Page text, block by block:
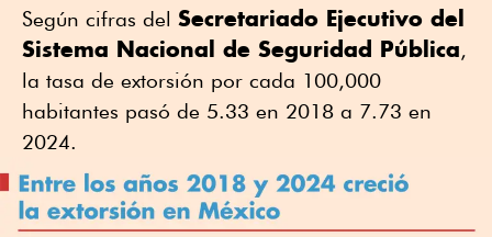
Según cifras del Secretariado Ejecutivo del
Sistema Nacional de Seguridad Pública,
la tasa de extorsión por cada 100,000
habitantes pasó de 5.33 en 2018 a 7.73 en
2024.